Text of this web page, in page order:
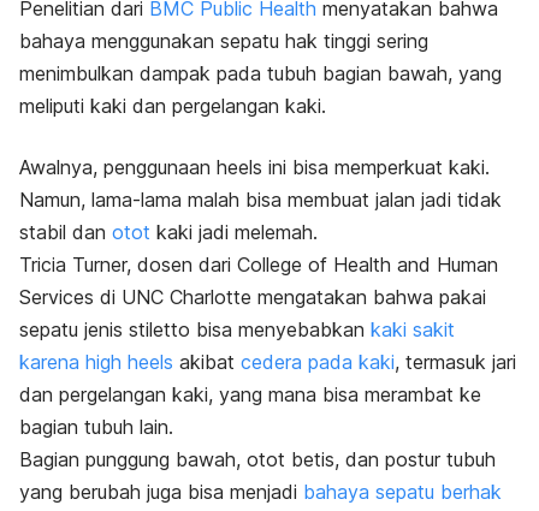
Penelitian dari BMC Public Health menyatakan bahwa
bahaya menggunakan sepatu hak tinggi sering
menimbulkan dampak pada tubuh bagian bawah, yang
meliputi kaki dan pergelangan kaki.
Awalnya, penggunaan heels ini bisa memperkuat kaki.
Namun, lama-lama malah bisa membuat jalan jadi tidak
stabil dan otot kaki jadi melemah.
Tricia Turner, dosen dari College of Health and Human
Services di UNC Charlotte mengatakan bahwa pakai
sepatu jenis stiletto bisa menyebabkan kaki sakit
karena high heels akibat cedera pada kaki, termasuk jari
dan pergelangan kaki, yang mana bisa merambat ke
bagian tubuh lain.
Bagian punggung bawah, otot betis, dan postur tubuh
yang berubah juga bisa menjadi bahaya sepatu berhak